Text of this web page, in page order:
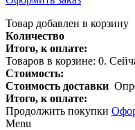
Товар добавлен в корзину
Количество
Итого, к оплате:
Товаров в корзине: 0.
Стоимость:
Стоимость доставки
Итого, к оплате:
Продолжить покупки
Menu